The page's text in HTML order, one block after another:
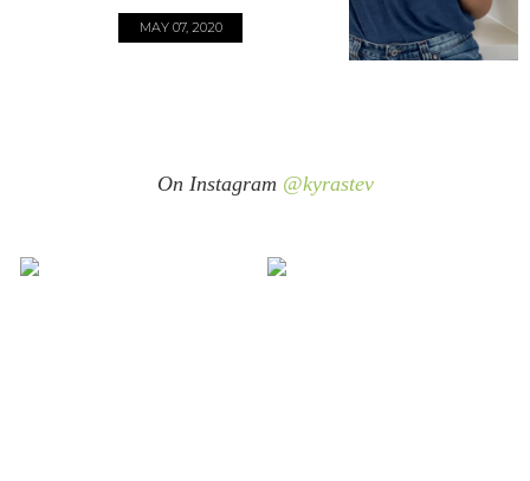
MAY 07, 2020
On Instagram @kyrastev